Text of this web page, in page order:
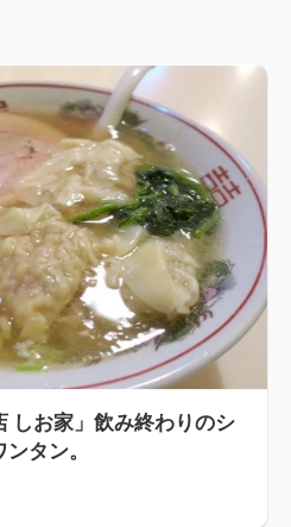
しお家」飲み終わりのシ
タン。